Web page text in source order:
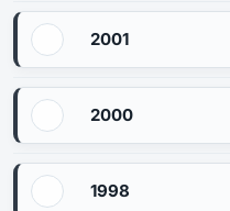
2001
2000
1998